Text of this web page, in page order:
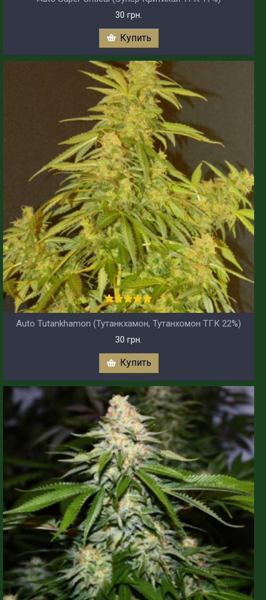
30 грн.
Купить
Auto Tutankhamon (Тутанкхамон, Тутанхомон ТГК 22%)
30 грн.
Купить